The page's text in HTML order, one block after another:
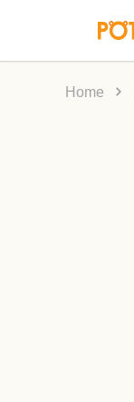
Home